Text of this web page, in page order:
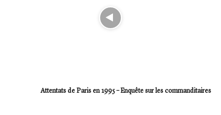
Attentats de Paris en 1995 – Enquête sur les commanditaires